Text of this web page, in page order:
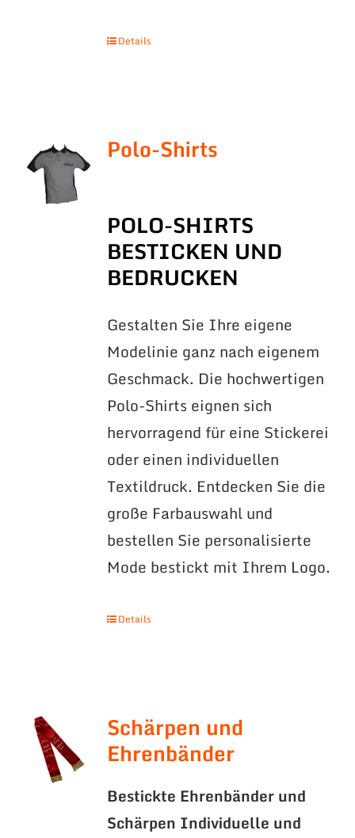
Details
Polo-Shirts
POLO-SHIRTS
BESTICKEN UND
BEDRUCKEN
Gestalten Sie Ihre eigene
Modelinie ganz nach eigenem
Geschmack. Die hochwertigen
Polo-Shirts eignen sich
hervorragend für eine Stickerei
oder einen individuellen
Textildruck. Entdecken Sie die
große Farbauswahl und
bestellen Sie personalisierte
Mode bestickt mit Ihrem Logo.
Details
Schärpen und
Ehrenbänder
Bestickte Ehrenbänder und
Schärpen Individuelle und